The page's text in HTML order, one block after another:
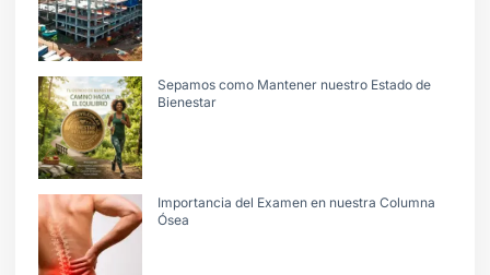
Sepamos como Mantener nuestro Estado de
Bienestar
Importancia del Examen en nuestra Columna
Ósea